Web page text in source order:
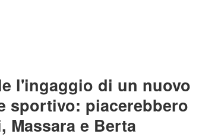
l'ingaggio di un nuovo
sportivo: piacerebbero
Massara e Berta